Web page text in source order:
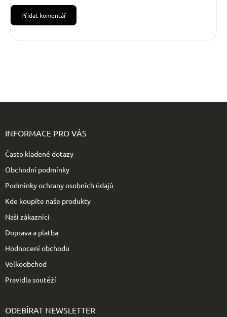
Přidat komentář
INFORMACE PRO VÁS
Často kladené dotazy
Obchodní podmínky
Podmínky ochrany osobních údajů
Kde koupíte naše produkty
Naši zákazníci
Doprava a platba
Hodnocení obchodu
Velkoobchod
Pravidla soutěží
ODEBÍRAT NEWSLETTER